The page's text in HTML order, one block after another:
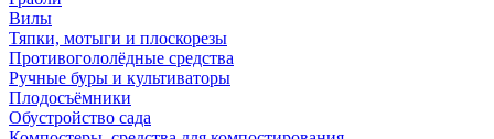
Вилы
Тяпки, мотыги и плоскорезы
Противогололёдные средства
Ручные буры и культиваторы
Плодосъёмники
Обустройство сада